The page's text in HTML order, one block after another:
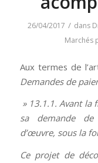
26/04/2017 / dans
Marchés
Aux termes de
Demandes de
» 13.1.1. Avant la
sa demande
d’œuvre, sous la
Ce projet de